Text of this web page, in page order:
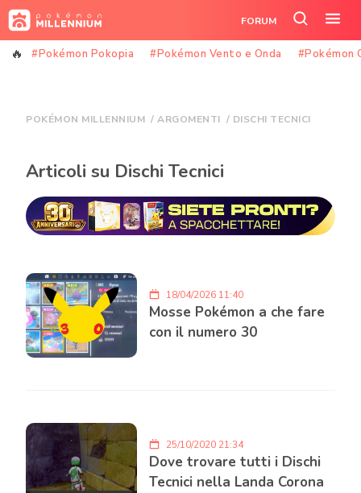
Vai
al
contenuto
FORUM
Cerca
nel il
#Pokémon Pokopia #Pokémon Vento e Onda #Pokémon
POKÉMON MILLENNIUM / ARGOMENTI / DISCHI TECNICI
Articoli su Dischi Tecnici
18/04/2026 11:40
Mosse Pokémon a che fare
con il numero 30
25/10/2020 21:34
Dove trovare tutti i Dischi
Tecnici nella Landa Corona